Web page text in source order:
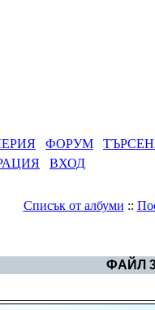
ФОРУМ
ВХОД
Списък от албуми ::
ФАЙЛ